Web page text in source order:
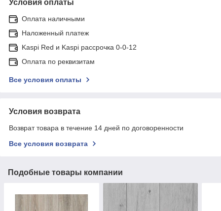
Условия оплаты
Оплата наличными
Наложенный платеж
Kaspi Red и Kaspi рассрочка 0-0-12
Оплата по реквизитам
Все условия оплаты
Условия возврата
Возврат товара в течение 14 дней по договоренности
Все условия возврата
Подобные товары компании